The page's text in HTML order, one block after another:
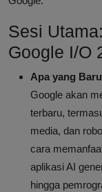
Sesi
Google I/O
Apa yang
Google akan
terbaru,
media, dan
cara
aplikasi AI
hingga